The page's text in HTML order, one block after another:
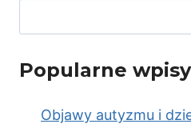
Popularne wpisy
Objawy autyzmu i